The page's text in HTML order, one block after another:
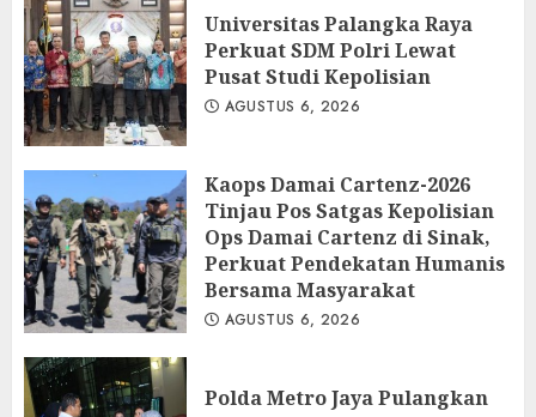
Universitas Palangka Raya
Perkuat SDM Polri Lewat
Pusat Studi Kepolisian
AGUSTUS 6, 2026
Kaops Damai Cartenz-2026
Tinjau Pos Satgas Kepolisian
Ops Damai Cartenz di Sinak,
Perkuat Pendekatan Humanis
Bersama Masyarakat
AGUSTUS 6, 2026
Polda Metro Jaya Pulangkan